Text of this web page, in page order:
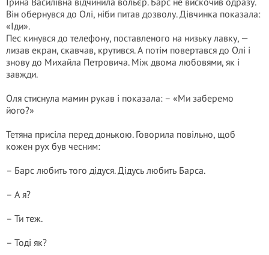
Він обернувся до Олі, ніби питав дозволу. Дівчинка показала:
«Іди».
Пес кинувся до телефону, поставленого на низьку лавку, —
лизав екран, скавчав, крутився. А потім повертався до Олі і
знову до Михайла Петровича. Між двома любовями, як і
завжди.
Оля стиснула мамин рукав і показала: – «Ми заберемо
його?»
Тетяна присіла перед донькою. Говорила повільно, щоб
кожен рух був чесним:
– Барс любить того дідуся. Дідусь любить Барса.
– А я?
– Ти теж.
– Тоді як?